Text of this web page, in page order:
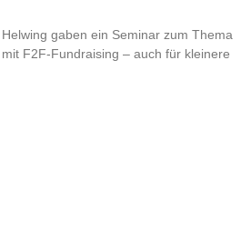
gaben ein Seminar zum Thema
mit F2F-Fundraising – auch für kleinere